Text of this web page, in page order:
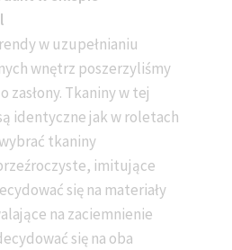
w uzupełnianiu
wnętrz poszerzyliśmy
Tkaniny w tej
identyczne jak w roletach
tkaniny
imitujące
się na materiały
na zaciemnienie
się na oba